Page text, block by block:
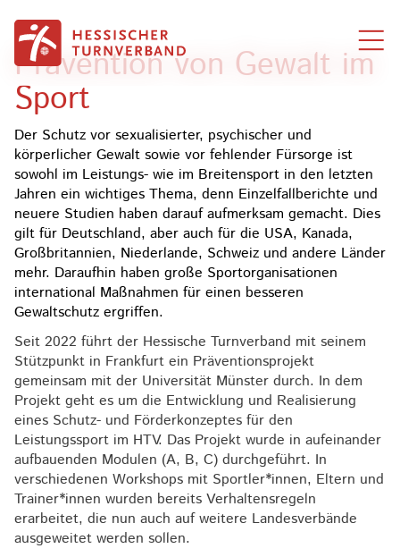
Prävention von Gewalt im
Sport
Der Schutz vor sexualisierter, psychischer und
körperlicher Gewalt sowie vor fehlender Fürsorge ist
sowohl im Leistungs- wie im Breitensport in den letzten
Jahren ein wichtiges Thema, denn Einzelfallberichte und
neuere Studien haben darauf aufmerksam gemacht. Dies
gilt für Deutschland, aber auch für die USA, Kanada,
Großbritannien, Niederlande, Schweiz und andere Länder
mehr. Daraufhin haben große Sportorganisationen
international Maßnahmen für einen besseren
Gewaltschutz ergriffen.
Seit 2022 führt der Hessische Turnverband mit seinem
Stützpunkt in Frankfurt ein Präventionsprojekt
gemeinsam mit der Universität Münster durch. In dem
Projekt geht es um die Entwicklung und Realisierung
eines Schutz- und Förderkonzeptes für den
Leistungssport im HTV. Das Projekt wurde in aufeinander
aufbauenden Modulen (A, B, C) durchgeführt. In
verschiedenen Workshops mit Sportler*innen, Eltern und
Trainer*innen wurden bereits Verhaltensregeln
erarbeitet, die nun auch auf weitere Landesverbände
ausgeweitet werden sollen.